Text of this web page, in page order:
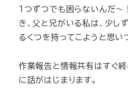
１つずつでも困らないんだ～
き、父と兄がいる私は、少し
るくつを持ってこようと思い
作業報告と情報共有はすぐ終
に話がはじまります。